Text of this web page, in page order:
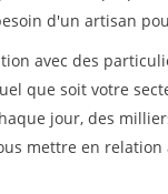
d'un artisan
avec des
que soit votre
jour, des
mettre en